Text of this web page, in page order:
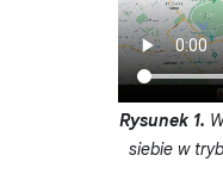
Rysunek 1.
siebie w